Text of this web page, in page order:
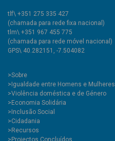
tlf\ +351 275 335 427
(chamada para rede fixa nacional)
tlm\ +351 967 455 775
(chamada para rede móvel nacional)
GPS\ 40.282151, -7.504082
>Sobre
>Igualdade entre Homens e Mulheres
>Violência doméstica e de Género
>Economia Solidária
>Inclusão Social
>Cidadania
>Recursos